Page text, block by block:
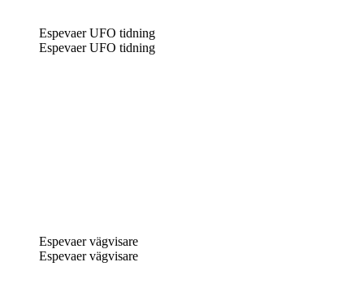
Espevaer UFO tidning
Espevaer UFO tidning
Espevaer vägvisare
Espevaer vägvisare